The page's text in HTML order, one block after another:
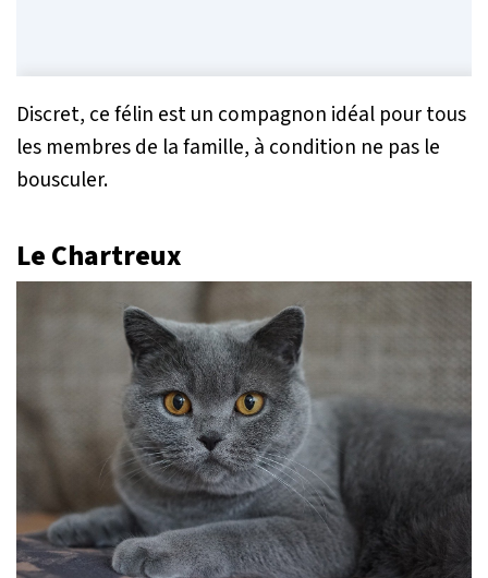
Discret, ce félin est un compagnon idéal pour tous
les membres de la famille, à condition ne pas le
bousculer.
Le Chartreux